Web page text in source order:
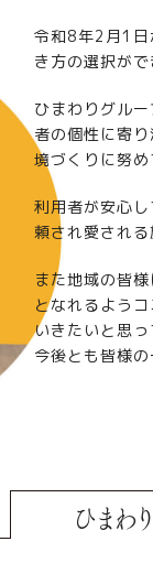
令和8年2月1日
き方の選択が
ひまわりグル
者の個性に寄
境づくりに努
利用者が安心
頼され愛され
また地域の皆
となれるよう
いきたいと思
今後とも皆様
ひまわ